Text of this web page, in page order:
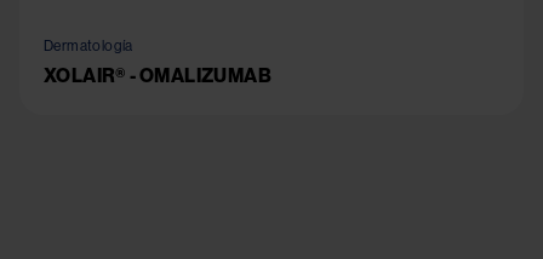
Dermatología
XOLAIR® - OMALIZUMAB